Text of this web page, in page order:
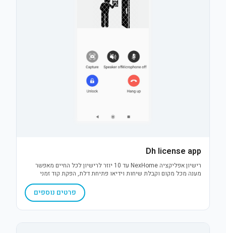
Dh license app
רישיון אפליקציה NexHome עד 10 יוזר לרישיון לכל החיים מאפשר
מענה מכל מקום וקבלת שיחות וידיאו פתיחת דלת, הפקת קוד זמני
לשיתוף, הגדרת זיהוי פנים, יצירת משתמשים נוספים של דיירי הבית
פרטים נוספים